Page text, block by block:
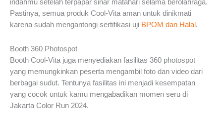
Pastinya, semua produk Cool-Vita aman untuk dinikmati
karena sudah mengantongi sertifikasi uji BPOM dan Halal.
Booth 360 Photospot
Booth Cool-Vita juga menyediakan fasilitas 360 photospot
yang memungkinkan peserta mengambil foto dan video dari
berbagai sudut. Tentunya fasilitas ini menjadi kesempatan
yang cocok untuk kamu mengabadikan momen seru di
Jakarta Color Run 2024.